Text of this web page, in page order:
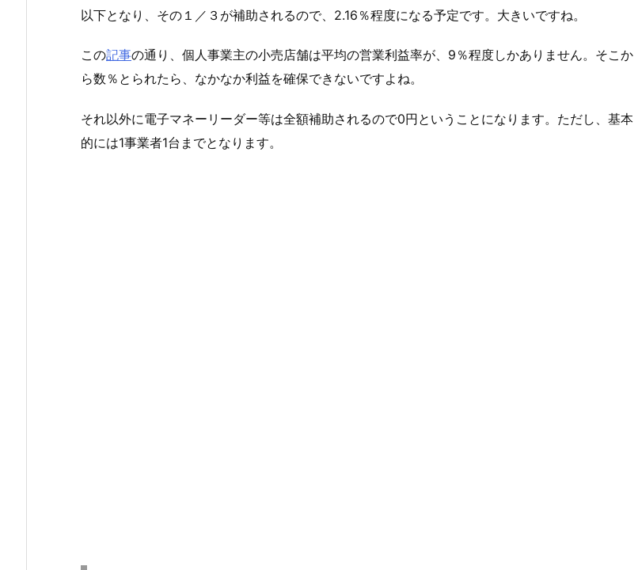
以下となり、その１／３が補助されるので、2.16％程度になる予定です。大きいですね。
この記事の通り、個人事業主の小売店舗は平均の営業利益率が、9％程度しかありません。そこか
ら数％とられたら、なかなか利益を確保できないですよね。
それ以外に電子マネーリーダー等は全額補助されるので0円ということになります。ただし、基本
的には1事業者1台までとなります。